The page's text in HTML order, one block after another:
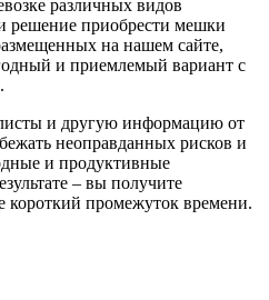
различных видов
решение приобрести мешки
на нашем сайте,
и приемлемый вариант с
и другую информацию от
неоправданных рисков и
и продуктивные
– вы получите
короткий промежуток времени.